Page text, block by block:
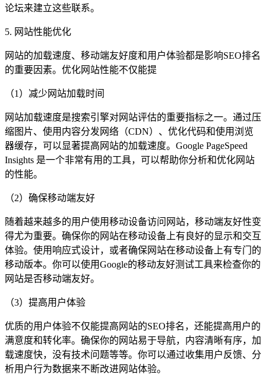
论坛来建立这些联系。
5. 网站性能优化
网站的加载速度、移动端友好度和用户体验都是影响SEO排名
的重要因素。优化网站性能不仅能提
（1）减少网站加载时间
网站加载速度是搜索引擎对网站评估的重要指标之一。通过压
缩图片、使用内容分发网络（CDN）、优化代码和使用浏览
器缓存，可以显著提高网站的加载速度。Google PageSpeed
Insights 是一个非常有用的工具，可以帮助你分析和优化网站
的性能。
（2）确保移动端友好
随着越来越多的用户使用移动设备访问网站，移动端友好性变
得尤为重要。确保你的网站在移动设备上有良好的显示和交互
体验。使用响应式设计，或者确保网站在移动设备上有专门的
移动版本。你可以使用Google的移动友好测试工具来检查你的
网站是否移动端友好。
（3）提高用户体验
优质的用户体验不仅能提高网站的SEO排名，还能提高用户的
满意度和转化率。确保你的网站易于导航，内容清晰有序，加
载速度快，没有技术问题等等。你可以通过收集用户反馈、分
析用户行为数据来不断改进网站体验。